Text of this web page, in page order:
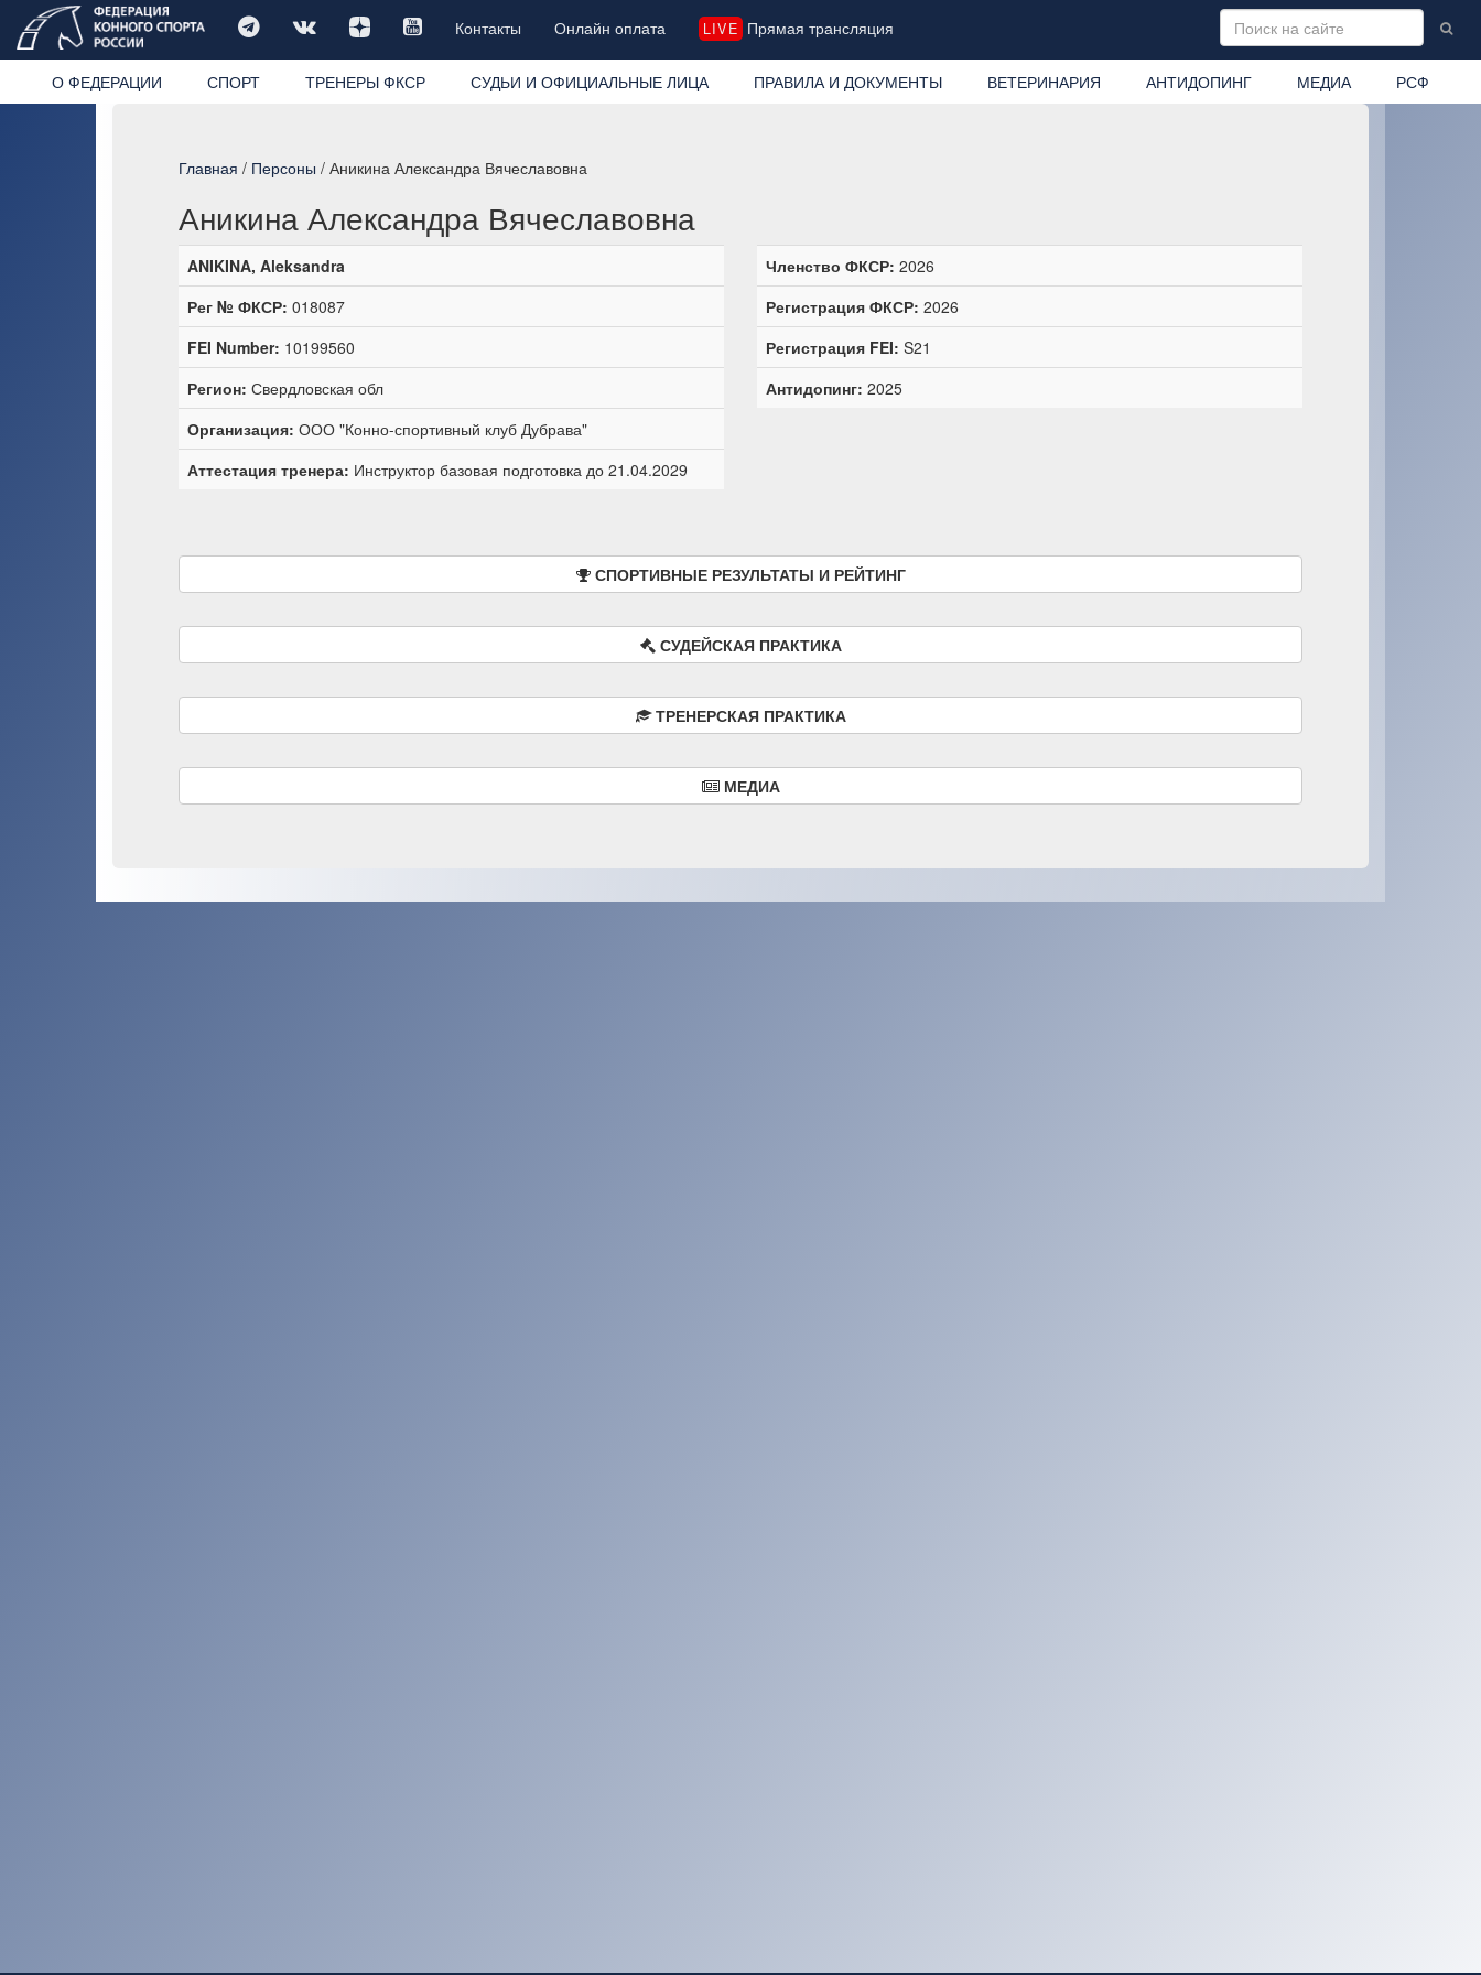
Контакты Онлайн оплата LIVE Прямая трансляция
О ФЕДЕРАЦИИ СПОРТ ТРЕНЕРЫ ФКСР СУДЬИ И ОФИЦИАЛЬНЫЕ ЛИЦА ПРАВИЛА И ДОКУМЕНТЫ ВЕТЕРИНАРИЯ АНТИДОПИНГ МЕДИА РСФ
Главная / Персоны / Аникина Александра Вячеславовна
Аникина Александра Вячеславовна
ANIKINA, Aleksandra
Рег № ФКСР: 018087
FEI Number: 10199560
Регион: Свердловская обл
Организация: ООО "Конно-спортивный клуб Дубрава"
Аттестация тренера: Инструктор базовая подготовка до 21.04.2029
Членство ФКСР: 2026
Регистрация ФКСР: 2026
Регистрация FEI: S21
Антидопинг: 2025
СПОРТИВНЫЕ РЕЗУЛЬТАТЫ И РЕЙТИНГ
СУДЕЙСКАЯ ПРАКТИКА
ТРЕНЕРСКАЯ ПРАКТИКА
МЕДИА